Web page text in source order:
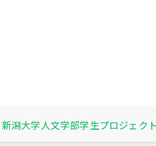
新潟大学人文学部学生プロジェクト